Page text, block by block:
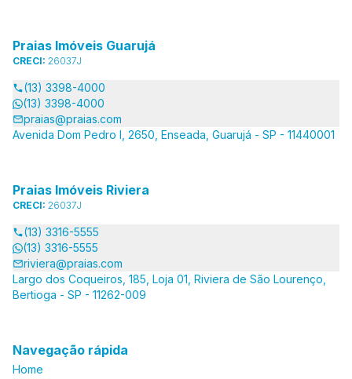
Praias Imóveis Guarujá
CRECI: 26037J
(13) 3398-4000
(13) 3398-4000
praias@praias.com
Avenida Dom Pedro I, 2650, Enseada, Guarujá - SP - 11440001
Praias Imóveis Riviera
CRECI: 26037J
(13) 3316-5555
(13) 3316-5555
riviera@praias.com
Largo dos Coqueiros, 185, Loja 01, Riviera de São Lourenço,
Bertioga - SP - 11262-009
Navegação rápida
Home